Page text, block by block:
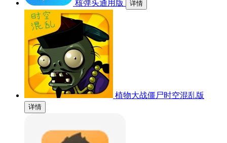
核弹头通用版 详情
植物大战僵尸时空混乱版
详情